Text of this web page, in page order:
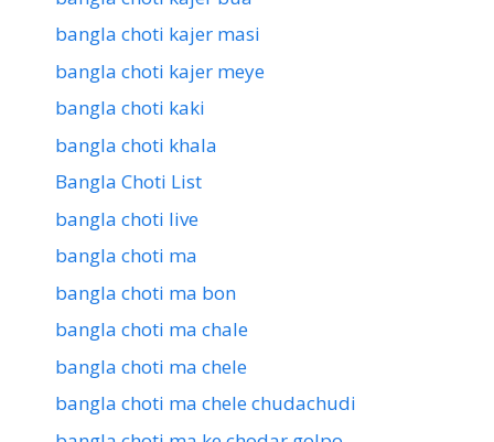
bangla choti kajer masi
bangla choti kajer meye
bangla choti kaki
bangla choti khala
Bangla Choti List
bangla choti live
bangla choti ma
bangla choti ma bon
bangla choti ma chale
bangla choti ma chele
bangla choti ma chele chudachudi